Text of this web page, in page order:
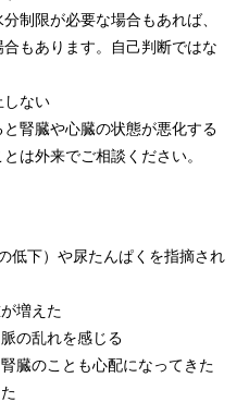
制限が必要な場合もあれば、
もあります。自己判断ではな
しない
腎臓や心臓の状態が悪化する
は外来でご相談ください。
低下）や尿たんぱくを指摘され
増えた
の乱れを感じる
臓のことも心配になってきた